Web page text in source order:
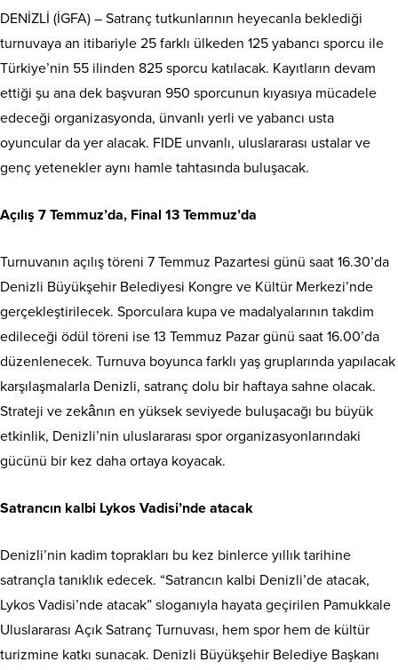
DENİZLİ (İGFA) – Satranç tutkunlarının heyecanla beklediği
turnuvaya an itibariyle 25 farklı ülkeden 125 yabancı sporcu ile
Türkiye’nin 55 ilinden 825 sporcu katılacak. Kayıtların devam
ettiği şu ana dek başvuran 950 sporcunun kıyasıya mücadele
edeceği organizasyonda, ünvanlı yerli ve yabancı usta
oyuncular da yer alacak. FIDE unvanlı, uluslararası ustalar ve
genç yetenekler aynı hamle tahtasında buluşacak.
Açılış 7 Temmuz’da, Final 13 Temmuz’da
Turnuvanın açılış töreni 7 Temmuz Pazartesi günü saat 16.30’da
Denizli Büyükşehir Belediyesi Kongre ve Kültür Merkezi’nde
gerçekleştirilecek. Sporculara kupa ve madalyalarının takdim
edileceği ödül töreni ise 13 Temmuz Pazar günü saat 16.00’da
düzenlenecek. Turnuva boyunca farklı yaş gruplarında yapılacak
karşılaşmalarla Denizli, satranç dolu bir haftaya sahne olacak.
Strateji ve zekânın en yüksek seviyede buluşacağı bu büyük
etkinlik, Denizli’nin uluslararası spor organizasyonlarındaki
gücünü bir kez daha ortaya koyacak.
Satrancın kalbi Lykos Vadisi’nde atacak
Denizli’nin kadim toprakları bu kez binlerce yıllık tarihine
satrançla tanıklık edecek. “Satrancın kalbi Denizli’de atacak,
Lykos Vadisi’nde atacak” sloganıyla hayata geçirilen Pamukkale
Uluslararası Açık Satranç Turnuvası, hem spor hem de kültür
turizmine katkı sunacak. Denizli Büyükşehir Belediye Başkanı